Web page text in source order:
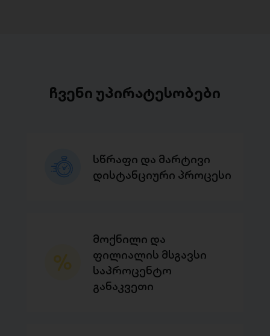
ჩვენი უპირატესობები
სწრაფი და მარტივი
დისტანციური პროცესი
მოქნილი და
ფილიალის მსგავსი
საპროცენტო
განაკვეთი